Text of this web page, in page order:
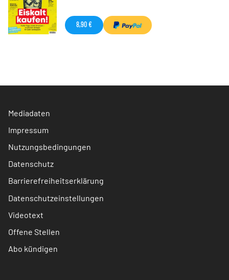
8,90 €
Mediadaten
Impressum
Nutzungsbedingungen
Datenschutz
Barrierefreiheitserklärung
Datenschutzeinstellungen
Videotext
Offene Stellen
Abo kündigen